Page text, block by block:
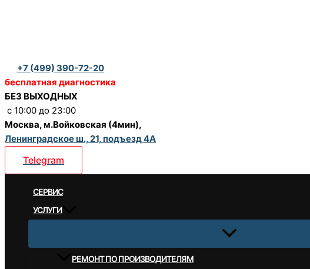
+7 (499) 390-72-20
бесплатная диагностика
БЕЗ ВЫХОДНЫХ
c 10:00 до 23:00
Москва, м.Войковская (4мин),
Ленинградское ш., 21, подъезд 4А
Telegram
CЕРВИС
УСЛУГИ
РЕМОНТ ПО ПРОИЗВОДИТЕЛЯМ